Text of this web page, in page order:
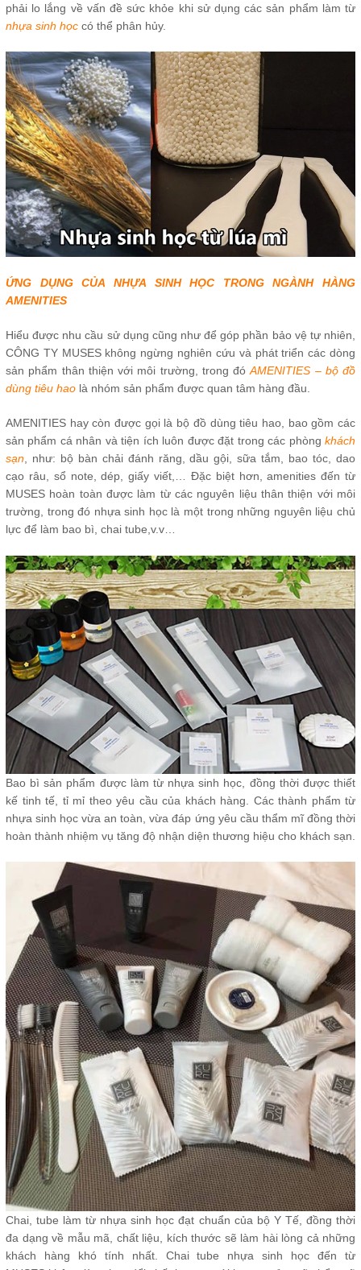
phải lo lắng về vấn đề sức khỏe khi sử dụng các sản phẩm làm từ
nhựa sinh học có thể phân hủy.
ỨNG DỤNG CỦA NHỰA SINH HỌC TRONG NGÀNH HÀNG
AMENITIES
Hiểu được nhu cầu sử dụng cũng như để góp phần bảo vệ tự nhiên,
CÔNG TY MUSES không ngừng nghiên cứu và phát triển các dòng
sản phẩm thân thiện với môi trường, trong đóAMENITIES – bộ đồ
dùng tiêu hao là nhóm sản phẩm được quan tâm hàng đầu.
AMENITIES hay còn được gọi là bộ đồ dùng tiêu hao, bao gồm các
sản phẩm cá nhân và tiện ích luôn được đặt trong các phòng khách
sạn , như: bộ bàn chải đánh răng, dầu gội, sữa tắm, bao tóc, dao
cạo râu, sổ note, dép, giấy viết,… Đặc biệt hơn, amenities đến từ
MUSES hoàn toàn được làm từ các nguyên liệu thân thiện với môi
trường, trong đó nhựa sinh học là một trong những nguyên liệu chủ
lực để làm bao bì, chai tube,v.v…
Bao bì sản phẩm được làm từ nhựa sinh học, đồng thời được thiết
kế tinh tế, tỉ mỉ theo yêu cầu của khách hàng. Các thành phẩm từ
nhựa sinh học vừa an toàn, vừa đáp ứng yêu cầu thẩm mĩ đồng thời
hoàn thành nhiệm vụ tăng độ nhận diện thương hiệu cho khách sạn.
Chai, tube làm từ nhựa sinh học đạt chuẩn của bộ Y Tế, đồng thời
đa dạng về mẫu mã, chất liệu, kích thước sẽ làm hài lòng cả những
khách hàng khó tính nhất. Chai tube nhựa sinh học đến từ